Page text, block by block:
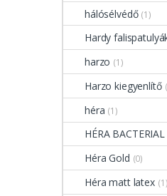
hálósélvédő (1)
Hardy
harzo (1)
Harzo kiegyenlítő
héra (1)
HÉRA BACTERIAL
Héra Gold (0)
Héra matt latex (1)